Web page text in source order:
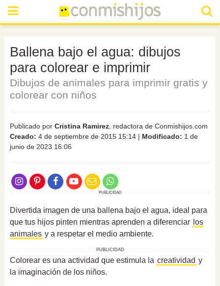
Ballena bajo el agua: dibujos
para colorear e imprimir
Dibujos de animales para imprimir gratis y
colorear con niños
Publicado por Cristina Ramirez , redactora de Conmishijos.com
Creado: 4 de septiembre de 2015 15:14 | Modificado: 1 de
junio de 2023 16:06
PUBLICIDAD
Divertida imagen de una ballena bajo el agua, ideal para
que tus hijos pinten mientras aprenden a diferenciar los
animales y a respetar el medio ambiente.
PUBLICIDAD
Colorear es una actividad que estimula la creatividad y
la imaginación de los niños.